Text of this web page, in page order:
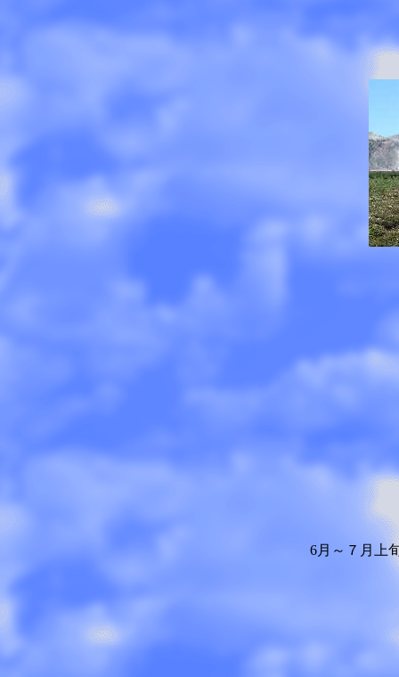
6月～７月上